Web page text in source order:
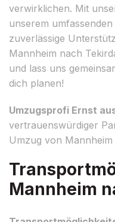
verwirklichen. Mit
unserem
zuverlässige
Mannheim nach
und lass uns
dich planen!
Umzugsprofi Ernst
vertrauenswürdiger
Umzug von
Mannheim